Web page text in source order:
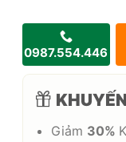
0987.554.446
Giảm 30%